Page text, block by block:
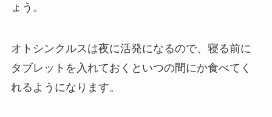
ょう。
オトシンクルスは夜に活発になるので、寝る前に
タブレットを入れておくといつの間にか食べてく
れるようになります。